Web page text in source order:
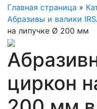
Главная страница »
Абразивы и валики
на липучке Ø 200 мм
циркон